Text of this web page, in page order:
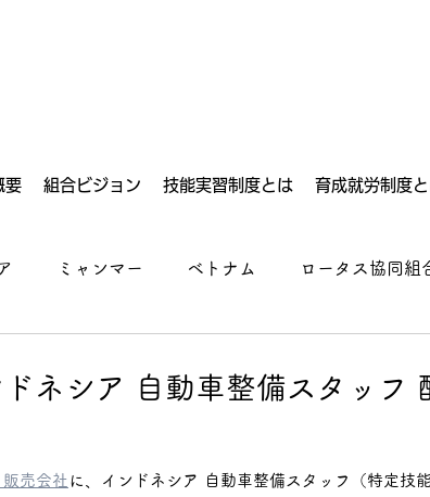
要 組合ビジョン 技能実習制度とは 育成就労制度
ミャンマー ベトナム ロータス協同組
ドネシア 自動車整備スタッフ
売会社 に、インドネシア 自動車整備スタッフ（特定技